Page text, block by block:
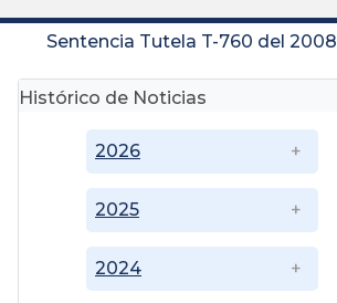
Sentencia Tutela T-760 del 2008
Histórico de Noticias
2024
2025
2026